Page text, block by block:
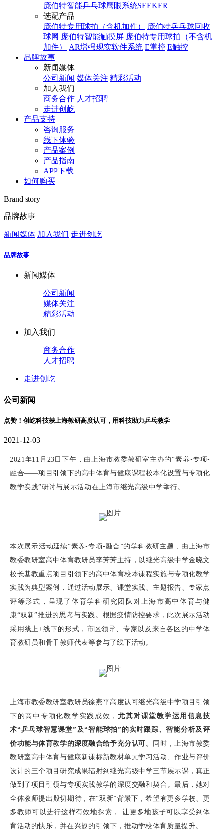
庞伯特智能乒乓球鹰眼系统SEEKER
选配产品
庞伯特专用球拍（含机加件）
庞伯特乒乓球回收
球网 庞伯特智能触摸屏 庞伯特专用球拍（不含机
加件）
AR增强现实软件系统 E掌控 E触控
品牌故事
新闻媒体
公司新闻 媒体关注 精彩活动
加入我们
商务合作 人才招聘
走进创屹
产品支持
咨询服务
线下体验
产品案例
产品指南
APP下载
如何购买
Brand story
品牌故事
新闻媒体 加入我们 走进创屹
品牌故事
新闻媒体
公司新闻
媒体关注
精彩活动
加入我们
商务合作
人才招聘
走进创屹
公司新闻
点赞！创屹科技获上海教研高度认可，用科技助力乒乓教学
2021-12-03
2021年11月23日下午，由上海市教委教研室主办的“素养•专项•
融合——项目引领下的高中体育与健康课程校本化设置与专项化
教学实践”研讨与展示活动在上海市继光高级中学举行。
本次展示活动延续“素养•专项•融合”的学科教研主题，由上海市
教委教研室高中体育教研员李芳芳主持，以继光高级中学金晓文
校长基教重点项目引领下的高中体育校本课程实施与专项化教学
实践为典型案例，通过活动展示、课堂实践、主题报告、专家点
评等形式，呈现了体育学科研究团队对上海市高中体育与健
康“双新”推进的思考与实践。根据疫情防控要求，此次展示活动
采用线上+线下的形式，市区领导、专家以及来自各区的中学体
育教研员和骨干教师代表等参与了线下活动。
上海市教委教研室教研员徐燕平高度认可继光高级中学项目引领
下的高中专项化教学实践成效，尤其对课堂教学运用信息技
术“乒乓球智慧课堂”及“智能球拍”的实时跟踪、智能分析及评
价功能与体育教学的深度融合给予充分认可。 同时，上海市教委
教研室高中体育与健康新课标新教材单元学习活动、作业与评价
设计的三个项目研究成果辐射到继光高级中学三节展示课，真正
做到了项目引领与专项实践教学的深度交融和契合。最后，她对
全体教师提出殷切期待，在“双新”背景下，希望有更多学校、更
多教师可以进行这样有效地探索， 让更多地孩子可以享受到体
育活动的快乐，并在兴趣的引领下，推动学校体育质量提升。